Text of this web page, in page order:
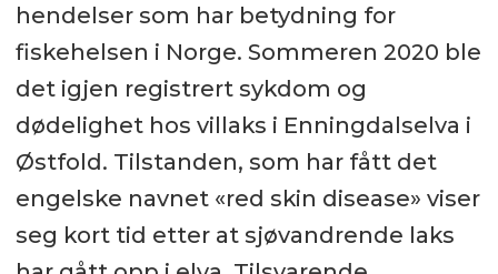
hendelser som har betydning for
fiskehelsen i Norge. Sommeren 2020 ble
det igjen registrert sykdom og
dødelighet hos villaks i Enningdalselva i
Østfold. Tilstanden, som har fått det
engelske navnet «red skin disease» viser
seg kort tid etter at sjøvandrende laks